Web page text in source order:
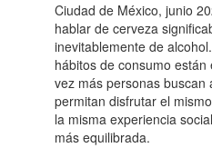
Ciudad de México, junio
hablar de cerveza
inevitablemente de
hábitos de consumo
vez más personas buscan
permitan disfrutar el
la misma experiencia
más equilibrada.